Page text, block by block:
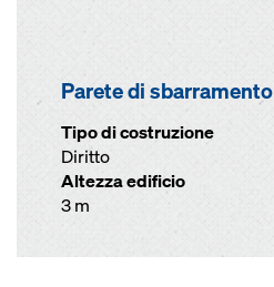
Parete di sbarramento
Tipo di costruzione
Diritto
Altezza edificio
3 m